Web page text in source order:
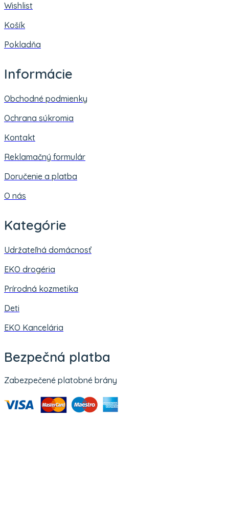
Wishlist
Košík
Pokladňa
Informácie
Obchodné podmienky
Ochrana súkromia
Kontakt
Reklamačný formulár
Doručenie a platba
O nás
Kategórie
Udržateľná domácnosť
EKO drogéria
Prírodná kozmetika
Deti
EKO Kancelária
Bezpečná platba
Zabezpečené platobné brány